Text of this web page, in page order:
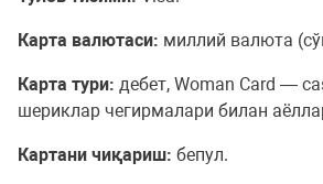
Карта валютаси: миллий валюта
Карта тури: дебет, Woman Card —
шериклар чегирмалари билан
Картани чиқариш: бепул.